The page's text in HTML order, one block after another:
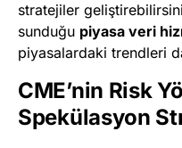
stratejiler
sunduğu piyasa veri
piyasalardaki trendleri
CME’nin Risk
Spekülasyon